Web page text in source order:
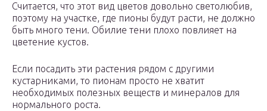
Считается, что этот вид цветов довольно светолюбив,
поэтому на участке, где пионы будут расти, не должно
быть много тени. Обилие тени плохо повлияет на
цветение кустов.
Если посадить эти растения рядом с другими
кустарниками, то пионам просто не хватит
необходимых полезных веществ и минералов для
нормального роста.